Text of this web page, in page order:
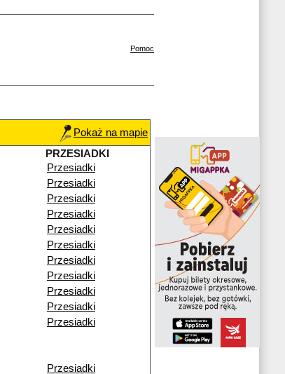
Pomoc
Pokaż na mapie
PRZESIADKI
Przesiadki
Przesiadki
Przesiadki
Przesiadki
Przesiadki
Przesiadki
Przesiadki
Przesiadki
Przesiadki
Przesiadki
Przesiadki
Przesiadki